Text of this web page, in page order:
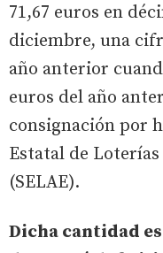
71,67 euros en
diciembre, una
año anterior
euros del año
consignación por
Estatal de
(SELAE).
Dicha cantidad